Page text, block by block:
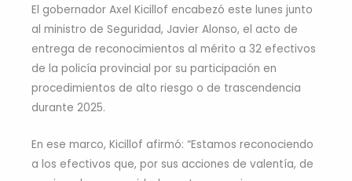
El gobernador Axel Kicillof encabezó este lunes junto
al ministro de Seguridad, Javier Alonso, el acto de
entrega de reconocimientos al mérito a 32 efectivos
de la policía provincial por su participación en
procedimientos de alto riesgo o de trascendencia
durante 2025.
En ese marco, Kicillof afirmó: “Estamos reconociendo
a los efectivos que, por sus acciones de valentía, de